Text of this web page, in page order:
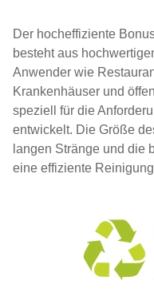
Der hocheffiziente
besteht aus
Anwender wie
Krankenhäuser und
speziell für die
entwickelt. Die Größe
langen Stränge und die
eine effiziente